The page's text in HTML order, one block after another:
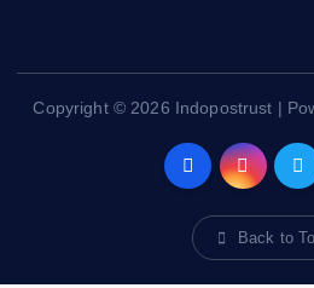
Copyright © 2026 Indopostrust |
Back to